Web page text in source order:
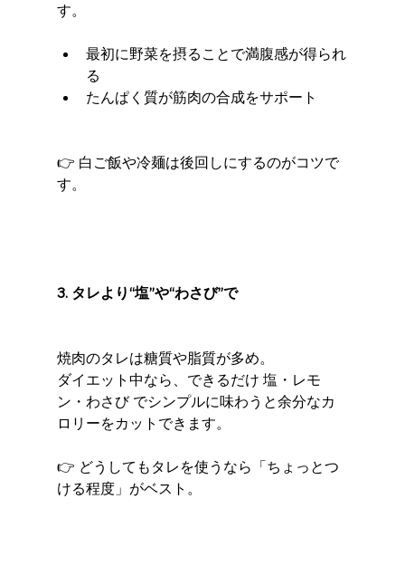
す。
最初に野菜を摂ることで満腹感が得られ
る
たんぱく質が筋肉の合成をサポート
👉 白ご飯や冷麺は後回しにするのがコツで
す。
3. タレより“塩”や“わさび”で
焼肉のタレは糖質や脂質が多め。
ダイエット中なら、できるだけ 塩・レモ
ン・わさび でシンプルに味わうと余分なカ
ロリーをカットできます。
👉 どうしてもタレを使うなら「ちょっとつ
ける程度」がベスト。